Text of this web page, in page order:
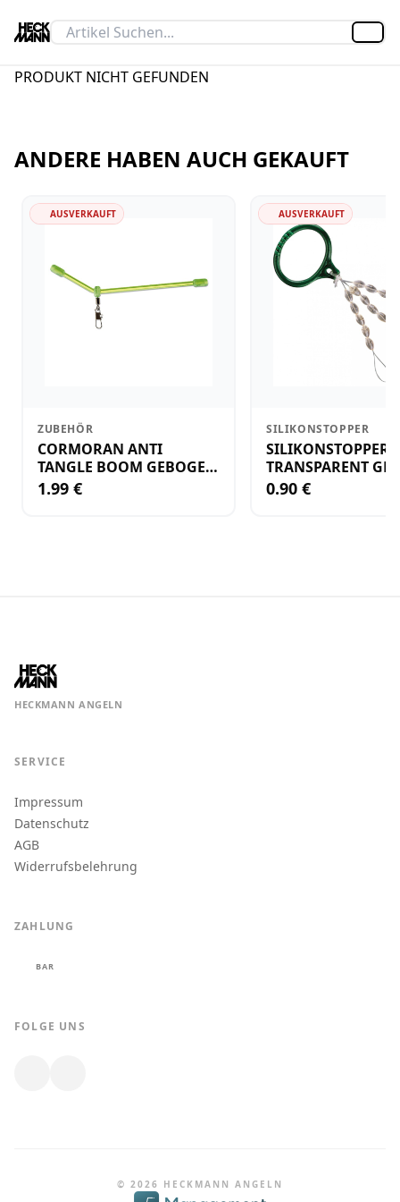
PRODUKT NICHT GEFUNDEN
ANDERE HABEN AUCH GEKAUFT
AUSVERKAUFT
ZUBEHÖR
CORMORAN ANTI
TANGLE BOOM GEBOGEN
12CM M.WIRBEL(PLASTIK)
1.99 €
AUSVERKAUFT
SILIKONSTOPPER
SILIKONSTOPPER
TRANSPARENT
KLEIN
0.90 €
HECKMANN ANGELN
SERVICE
Impressum
Datenschutz
AGB
Widerrufsbelehrung
ZAHLUNG
BAR
FOLGE UNS
© 2026 HECKMANN ANGELN